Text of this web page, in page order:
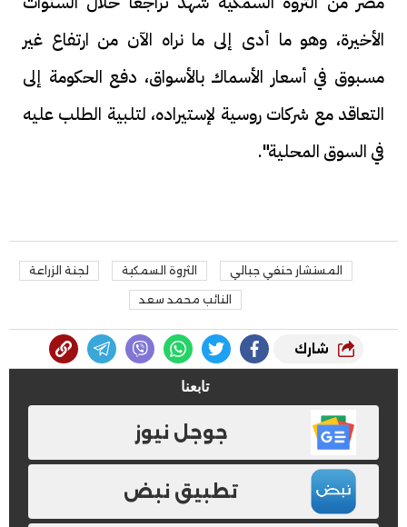
الأخيرة، وهو ما أدى إلى ما نراه الآن من ارتفاع غير
مسبوق في أسعار الأسماك بالأسواق، دفع الحكومة إلى
التعاقد مع شركات روسية لإستيراده، لتلبية الطلب عليه
في السوق المحلية".
المستشار حنفي جبالي الثروة السمكية لجنة الزراعة
النائب محمد سعد
شارك
تابعنا
جوجل نيوز
تطبيق نبض